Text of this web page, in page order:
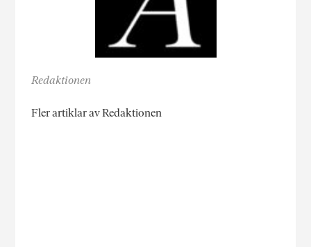
Redaktionen
Fler artiklar av Redaktionen